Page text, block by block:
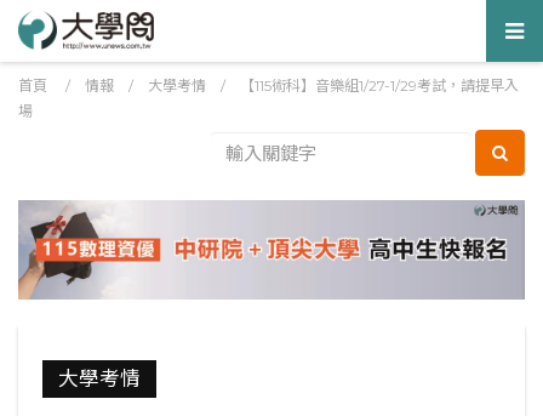
首頁 / 情報 / 大學考情 /
【115術科】音樂組1/27-1/29考試，請提早入
場
大學考情